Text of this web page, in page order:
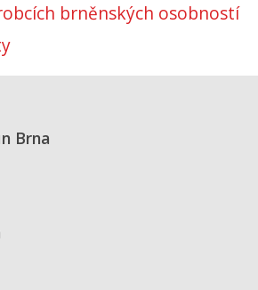
brněnských osobností
Brna